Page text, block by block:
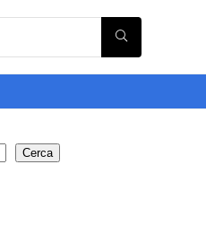
Cerca